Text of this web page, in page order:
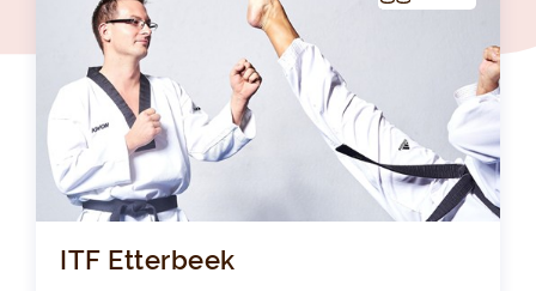
ITF Etterbeek